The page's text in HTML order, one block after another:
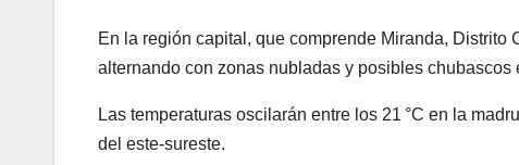
En la región capital, que comprende Miranda,
alternando con zonas nubladas y posibles chubascos
Las temperaturas oscilarán entre los 21 °C en la
del este-sureste.